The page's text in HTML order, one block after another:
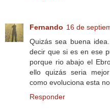
Fernando 16 de
Quizás sea buena
decir que si es en ese
porque rio abajo el
ello quizás seria
como evoluciona esta
Responder